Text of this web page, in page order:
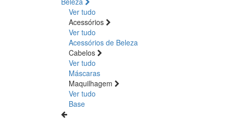
Ver tudo
Acessórios
Ver tudo
Acessórios de Beleza
Cabelos
Ver tudo
Máscaras
Maquilhagem
Ver tudo
Base